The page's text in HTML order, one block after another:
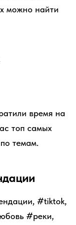
можно найти
время на
топ самых
темам.
#tiktok,
#реки,